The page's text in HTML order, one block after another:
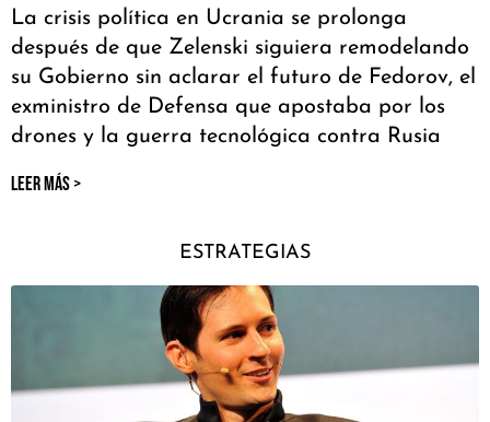
La crisis política en Ucrania se prolonga
después de que Zelenski siguiera remodelando
su Gobierno sin aclarar el futuro de Fedorov, el
exministro de Defensa que apostaba por los
drones y la guerra tecnológica contra Rusia
LEER MÁS >
ESTRATEGIAS